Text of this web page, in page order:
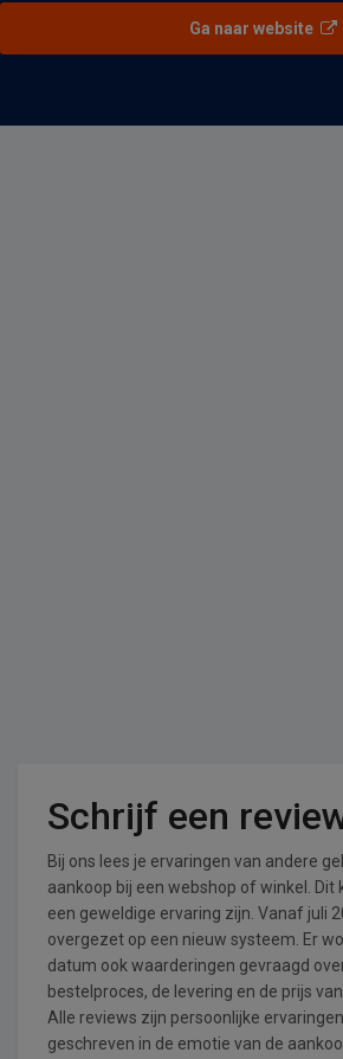
Ga naar website
Schrijf een
Bij ons lees je ervaringen van andere
aankoop bij een webshop of winkel. Dit
een geweldige ervaring zijn. Vanaf juli
overgezet op een nieuw systeem. Er
datum ook waarderingen gevraagd
bestelproces, de levering en de prijs van
Alle reviews zijn persoonlijke
geschreven in de emotie van de